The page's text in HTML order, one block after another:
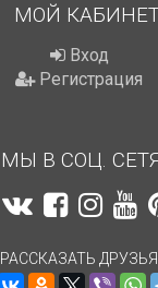
МОЙ
Вход
Регистрация
МЫ В СОЦ.
РАССКАЗАТЬ